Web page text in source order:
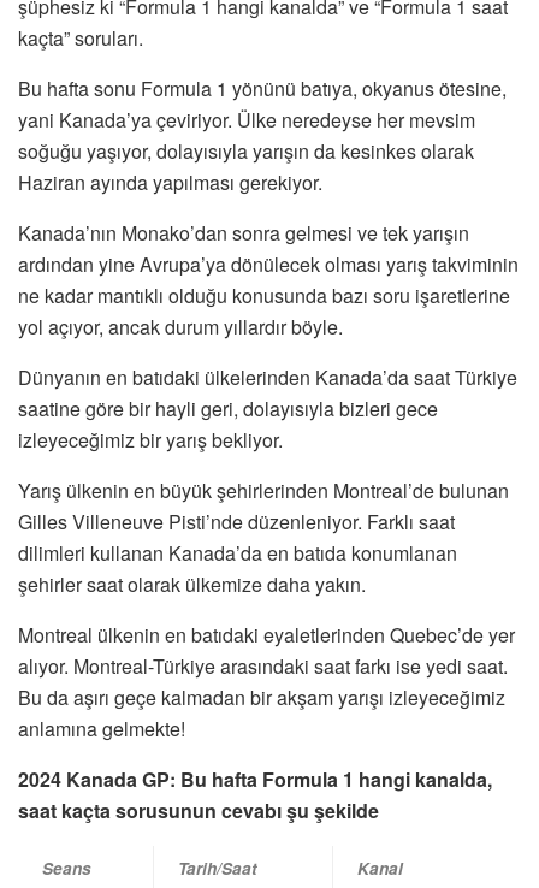
şüphesiz ki “Formula 1 hangi kanalda” ve “Formula 1 saat
kaçta” soruları.
Bu hafta sonu Formula 1 yönünü batıya, okyanus ötesine,
yani Kanada’ya çeviriyor. Ülke neredeyse her mevsim
soğuğu yaşıyor, dolayısıyla yarışın da kesinkes olarak
Haziran ayında yapılması gerekiyor.
Kanada’nın Monako’dan sonra gelmesi ve tek yarışın
ardından yine Avrupa’ya dönülecek olması yarış takviminin
ne kadar mantıklı olduğu konusunda bazı soru işaretlerine
yol açıyor, ancak durum yıllardır böyle.
Dünyanın en batıdaki ülkelerinden Kanada’da saat Türkiye
saatine göre bir hayli geri, dolayısıyla bizleri gece
izleyeceğimiz bir yarış bekliyor.
Yarış ülkenin en büyük şehirlerinden Montreal’de bulunan
Gilles Villeneuve Pisti’nde düzenleniyor. Farklı saat
dilimleri kullanan Kanada’da en batıda konumlanan
şehirler saat olarak ülkemize daha yakın.
Montreal ülkenin en batıdaki eyaletlerinden Quebec’de yer
alıyor. Montreal-Türkiye arasındaki saat farkı ise yedi saat.
Bu da aşırı geçe kalmadan bir akşam yarışı izleyeceğimiz
anlamına gelmekte!
2024 Kanada GP: Bu hafta Formula 1 hangi kanalda,
saat kaçta sorusunun cevabı şu şekilde
Seans Tarih/Saat Kanal